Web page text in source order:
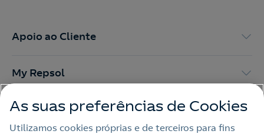
Apoio ao Cliente
My Repsol
Outras Energias
As suas preferências de Cookies
Utilizamos cookies próprias e de terceiros para fins